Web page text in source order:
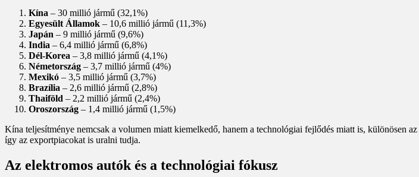
Kína – 30 millió jármű (32,1%)
Egyesült Államok – 10,6 millió jármű (11,3%)
Japán – 9 millió jármű (9,6%)
India – 6,4 millió jármű (6,8%)
Dél-Korea – 3,8 millió jármű (4,1%)
Németország – 3,7 millió jármű (4%)
Mexikó – 3,5 millió jármű (3,7%)
Brazília – 2,6 millió jármű (2,8%)
Thaiföld – 2,2 millió jármű (2,4%)
Oroszország – 1,4 millió jármű (1,5%)
Kína teljesítménye nemcsak a volumen miatt kiemelkedő, hanem a technológiai fejlődés miatt is, különösen az
így az exportpiacokat is uralni tudja.
Az elektromos autók és a technológiai fókusz